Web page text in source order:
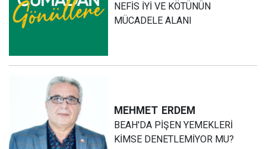
NEFİS İYİ VE KÖTÜNÜN
MÜCADELE ALANI
MEHMET ERDEM
BEAH'DA PİŞEN YEMEKLERİ
KİMSE DENETLEMİYOR MU?